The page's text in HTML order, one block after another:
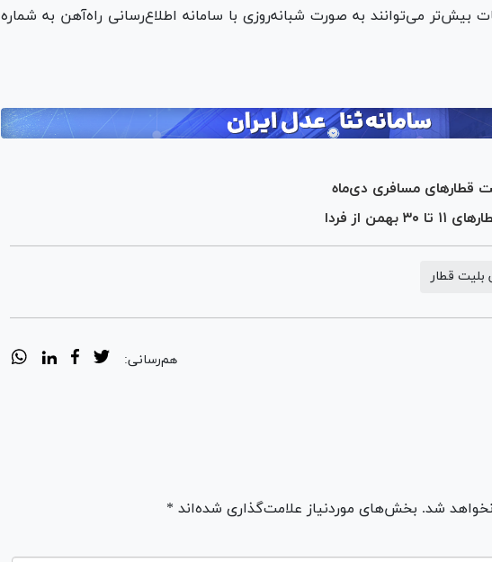
بیش‌تر می‌توانند به صورت شبانه‌روزی با سامانه اطلاع‌رسانی راه‌آهن به شماره
قطار‌های مسافری دی‌ماه
از فردا
قطار
هم‌رسانی:
شد. بخش‌های موردنیاز علامت‌گذاری شده‌اند *